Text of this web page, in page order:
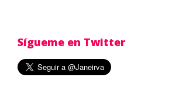
Sígueme en Twitter